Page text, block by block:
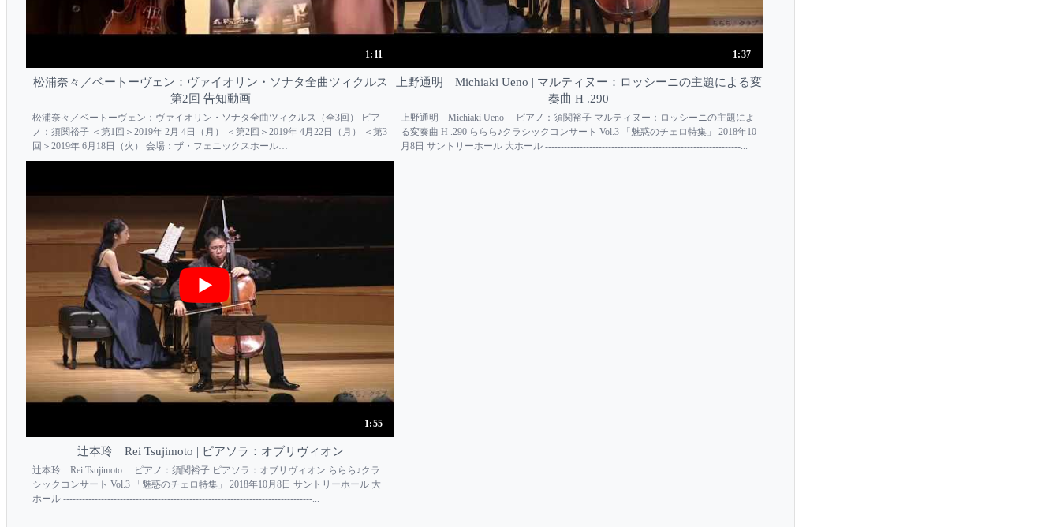
1:11
松浦奈々／ベートーヴェン：ヴァイオリン・ソナタ全曲ツィクルス
第2回 告知動画
松浦奈々／ベートーヴェン：ヴァイオリン・ソナタ全曲ツィクルス（全3回） ピア
ノ：須関裕子 ＜第1回＞2019年 2月 4日（月） ＜第2回＞2019年 4月22日（月） ＜第3
回＞2019年 6月18日（火） 会場：ザ・フェニックスホール
http://www.kojimacm.com/digest/190204_0618/190204_0618.html
1:37
上野通明 Michiaki Ueno | マルティヌー：ロッシーニの主題による変
奏曲 H .290
上野通明 Michiaki Ueno ピアノ：須関裕子 マルティヌー：ロッシーニの主題によ
る変奏曲 H .290 ららら♪クラシックコンサート Vol.3 「魅惑のチェロ特集」 2018年10
月8日 サントリーホール 大ホール --------------------------------------------------------------...
1:55
辻本玲 Rei Tsujimoto | ピアソラ：オブリヴィオン
辻本玲 Rei Tsujimoto ピアノ：須関裕子 ピアソラ：オブリヴィオン ららら♪クラ
シックコンサート Vol.3 「魅惑のチェロ特集」 2018年10月8日 サントリーホール 大
ホール -------------------------------------------------------------------------------...